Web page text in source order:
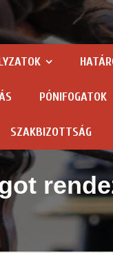
PÓNIFOGATOK
SZAKBIZOTTSÁG